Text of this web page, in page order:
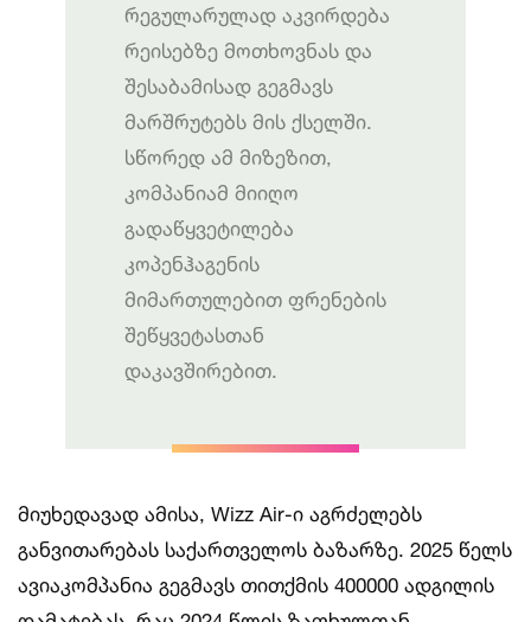
რეგულარულად აკვირდება
რეისებზე მოთხოვნას და
შესაბამისად გეგმავს
მარშრუტებს მის ქსელში.
სწორედ ამ მიზეზით,
კომპანიამ მიიღო
გადაწყვეტილება
კოპენჰაგენის
მიმართულებით ფრენების
შეწყვეტასთან
დაკავშირებით.
მიუხედავად ამისა, Wizz Air-ი აგრძელებს
განვითარებას საქართველოს ბაზარზე. 2025 წელს
ავიაკომპანია გეგმავს თითქმის 400000 ადგილის